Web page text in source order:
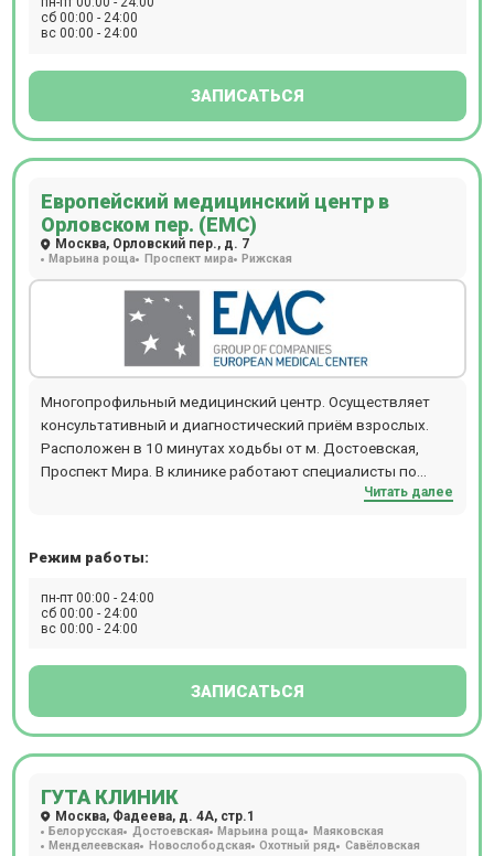
сб 00:00 - 24:00
вс 00:00 - 24:00
ЗАПИСАТЬСЯ
Европейский медицинский центр в
Орловском пер. (ЕМС)
Москва, Орловский пер., д. 7
Марьина роща Проспект мира Рижская
Многопрофильный медицинский центр. Осуществляет
консультативный и диагностический приём взрослых.
Расположен в 10 минутах ходьбы от м. Достоевская,
Проспект Мира. В клинике работают специалисты по
Читать далее
Режим работы:
пн-пт 00:00 - 24:00
сб 00:00 - 24:00
вс 00:00 - 24:00
ЗАПИСАТЬСЯ
ГУТА КЛИНИК
Москва, Фадеева, д. 4А, стр.1
Белорусская Достоевская Марьина роща Маяковская
Менделеевская Новослободская Охотный ряд Савёловская